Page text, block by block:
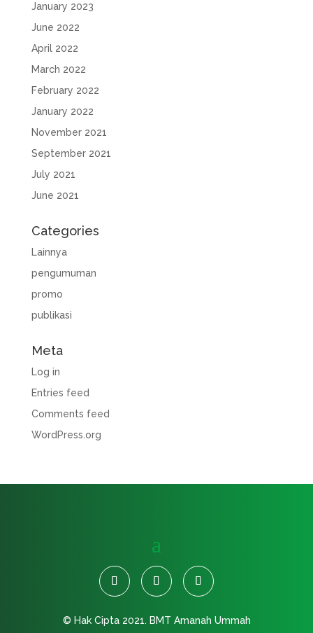
January 2023
June 2022
April 2022
March 2022
February 2022
January 2022
November 2021
September 2021
July 2021
June 2021
Categories
Lainnya
pengumuman
promo
publikasi
Meta
Log in
Entries feed
Comments feed
WordPress.org
© Hak Cipta 2021. BMT Amanah Ummah